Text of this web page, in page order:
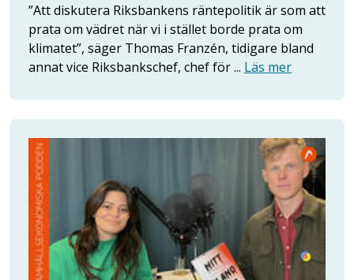
”Att diskutera Riksbankens räntepolitik är som att
prata om vädret när vi i stället borde prata om
klimatet”, säger Thomas Franzén, tidigare bland
annat vice Riksbankschef, chef för ... Läs mer